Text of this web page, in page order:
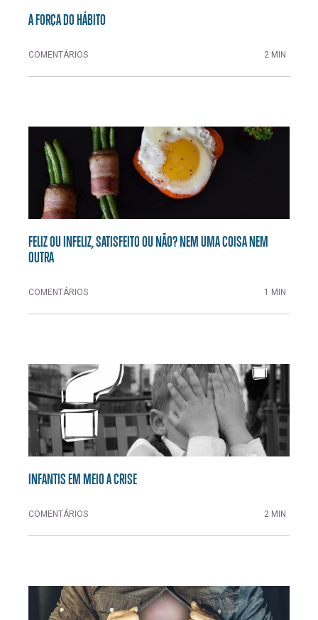
A FORÇA DO HÁBITO
COMENTÁRIOS 2 MIN
FELIZ OU INFELIZ, SATISFEITO OU NÃO? NEM UMA COISA NEM
OUTRA
COMENTÁRIOS 1 MIN
INFANTIS EM MEIO A CRISE
COMENTÁRIOS 2 MIN